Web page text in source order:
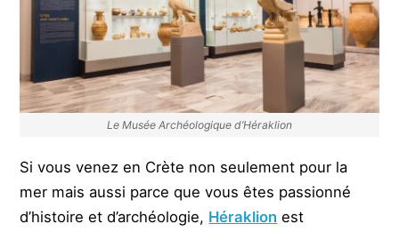
Le Musée Archéologique d’Héraklion
Si vous venez en Crète non seulement pour la
mer mais aussi parce que vous êtes passionné
d’histoire et d’archéologie, Héraklion est